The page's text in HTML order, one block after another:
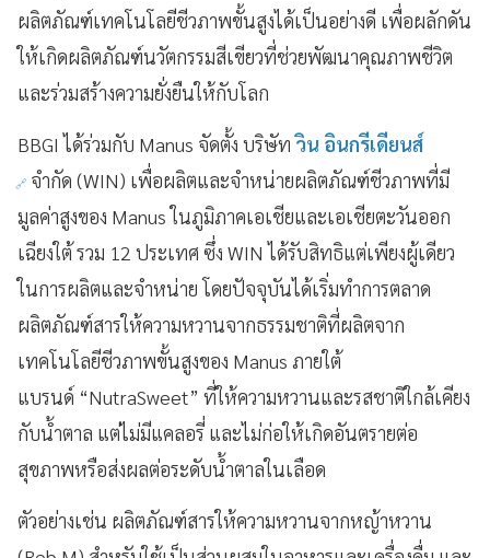
ผลิตภัณฑ์เทคโนโลยีชีวภาพขั้นสูงได้เป็นอย่างดี เพื่อผลักดัน
ให้เกิดผลิตภัณฑ์นวัตกรรมสีเขียวที่ช่วยพัฒนาคุณภาพชีวิต
และร่วมสร้างความยั่งยืนให้กับโลก
BBGI ได้ร่วมกับ Manus จัดตั้ง บริษัทวิน อินกรีเดียนส์
จำกัด (WIN) เพื่อผลิตและจำหน่ายผลิตภัณฑ์ชีวภาพที่มี
มูลค่าสูงของ Manus ในภูมิภาคเอเชียและเอเชียตะวันออก
เฉียงใต้ รวม 12 ประเทศ ซึ่ง WIN ได้รับสิทธิแต่เพียงผู้เดียว
ในการผลิตและจำหน่าย โดยปัจจุบันได้เริ่มทำการตลาด
ผลิตภัณฑ์สารให้ความหวานจากธรรมชาติที่ผลิตจาก
เทคโนโลยีชีวภาพขั้นสูงของ Manus ภายใต้
แบรนด์ “NutraSweet” ที่ให้ความหวานและรสชาติใกล้เคียง
กับน้ำตาล แต่ไม่มีแคลอรี่ และไม่ก่อให้เกิดอันตรายต่อ
สุขภาพหรือส่งผลต่อระดับน้ำตาลในเลือด
ตัวอย่างเช่น ผลิตภัณฑ์สารให้ความหวานจากหญ้าหวาน